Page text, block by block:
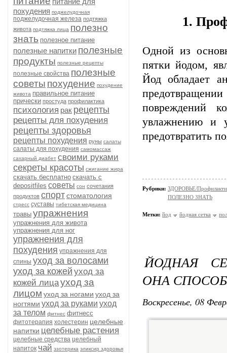
похудения поджелудочная
поджелудочная железа подтяжка
живота подтяжка лица полезно
знать полезное питание
полезные напитки полезные
продукты полезные рецепты
полезные свойства полезные
советы похудение похудение
живота правильное питание
прически простуда профилактика
психология рак рецепты
рецепты для похудения
рецепты здоровья
рецепты похудения руны салаты
салаты для похудения самомассаж
сахарный диабет своими руками
секреты красоты сжигание жира
скачать бесплатно скачать с
depositfiles советы сон сочетания
продуктов спортстоматология
стресс суставы тибетская медицина
травы упражнения
упражнения для живота
упражнения для ног
упражнения для
похудения упражнения для
спины уход за волосами
уход за кожей уход за
кожей лицауход за
лицом уход за ногами уход за
ногтями уход за руками уход
за телом фитнес фитнесс
фитотерапия холестерин целебные
напитки целебные растения
целебные средства целебный
напиток чай эзотерика эликсир здоровья
1.
Одной из
пятки йодом,
Йод обладает
повреждений
увлажнению и
предотвратить
Рубрики: ЗДОРОВЬЕ/
ПОЛЕЗНО ЗНАТЬ
Метки: йод йодная сетка
ЙОДНАЯ
ОНА
Воскресенье, 08